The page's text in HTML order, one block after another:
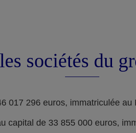
sociétés du
017 296 euros, immatriculée
capital de 33 855 000 euros,